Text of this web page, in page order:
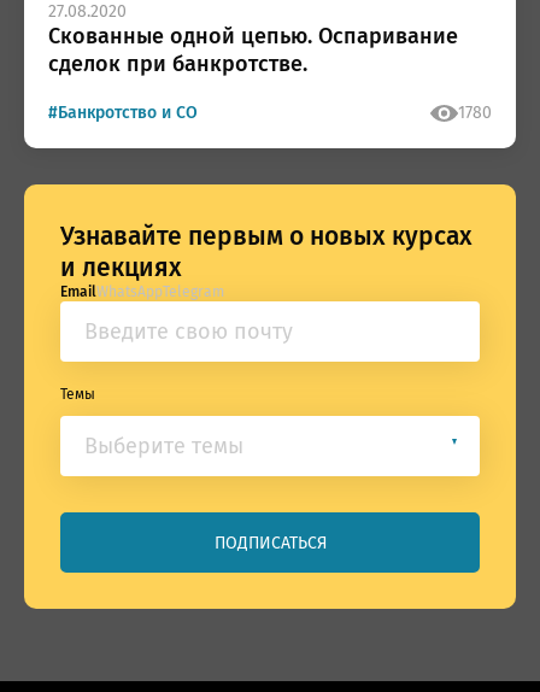
27.08.2020
Скованные одной цепью. Оспаривание
сделок при банкротстве.
#Банкротство и СО 1780
Узнавайте первым о новых курсах
и лекциях
EmailWhatsAppTelegram
Темы
Банкротство и СО
Корпоративное право
Обязательственное право
Вещное право
ПОДПИСАТЬСЯ